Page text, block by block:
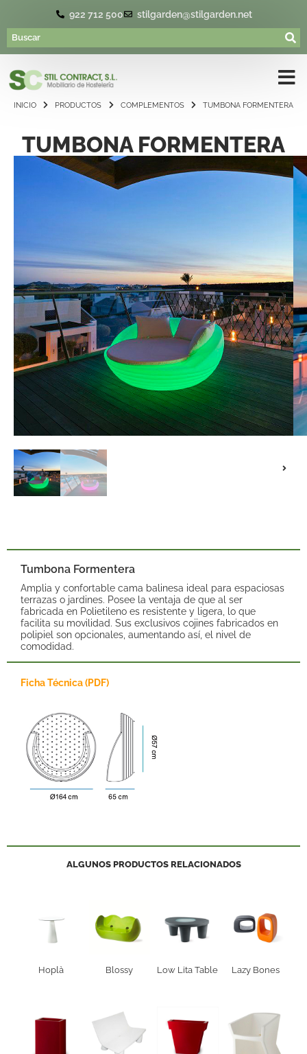
922 712 500 stilgarden@stilgarden.net
INICIO PRODUCTOS COMPLEMENTOS TUMBONA FORMENTERA
TUMBONA FORMENTERA
Tumbona Formentera
Amplia y confortable cama balinesa ideal para espaciosas
terrazas o jardines. Posee la ventaja de que al ser
fabricada en Polietileno es resistente y ligera, lo que
facilita su movilidad. Sus exclusivos cojines fabricados en
polipiel son opcionales, aumentando así, el nivel de
comodidad.
Ficha Técnica (PDF)
ALGUNOS PRODUCTOS RELACIONADOS
Hoplà Blossy Low Lita Table Lazy Bones